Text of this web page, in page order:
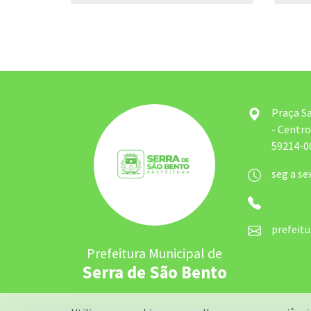
Prefeitura Municipal de
Serra de São Bento
Praça
-
59214-
seg a